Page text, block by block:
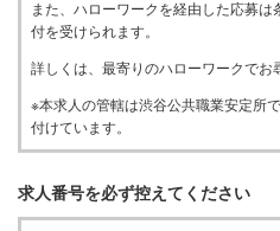
また、ハローワークを経由した応募
付を受けられます。
詳しくは、最寄りのハローワークでお
※本求人の管轄は渋谷公共職業安定所
付けています。
求人番号を必ず控えてください